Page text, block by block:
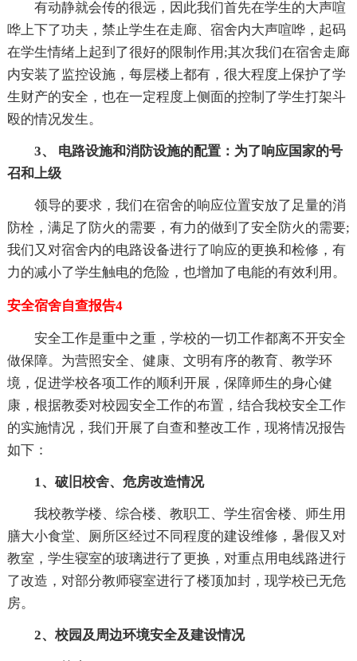
有动静就会传的很远，因此我们首先在学生的大声喧
哗上下了功夫，禁止学生在走廊、宿舍内大声喧哗，起码
在学生情绪上起到了很好的限制作用;其次我们在宿舍走廊
内安装了监控设施，每层楼上都有，很大程度上保护了学
生财产的安全，也在一定程度上侧面的控制了学生打架斗
殴的情况发生。
3、 电路设施和消防设施的配置：为了响应国家的号
召和上级
领导的要求，我们在宿舍的响应位置安放了足量的消
防栓，满足了防火的需要，有力的做到了安全防火的需要;
我们又对宿舍内的电路设备进行了响应的更换和检修，有
力的减小了学生触电的危险，也增加了电能的有效利用。
安全宿舍自查报告4
安全工作是重中之重，学校的一切工作都离不开安全
做保障。为营照安全、健康、文明有序的教育、教学环
境，促进学校各项工作的顺利开展，保障师生的身心健
康，根据教委对校园安全工作的布置，结合我校安全工作
的实施情况，我们开展了自查和整改工作，现将情况报告
如下：
1、破旧校舍、危房改造情况
我校教学楼、综合楼、教职工、学生宿舍楼、师生用
膳大小食堂、厕所区经过不同程度的建设维修，暑假又对
教室，学生寝室的玻璃进行了更换，对重点用电线路进行
了改造，对部分教师寝室进行了楼顶加封，现学校已无危
房。
2、校园及周边环境安全及建设情况